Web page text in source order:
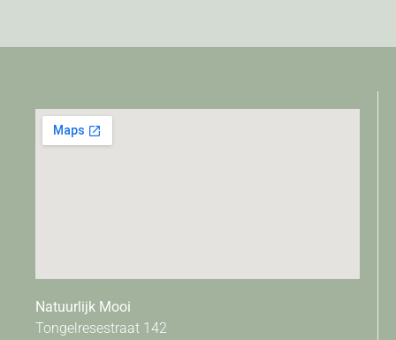
Natuurlijk Mooi
Tongelresestraat 142